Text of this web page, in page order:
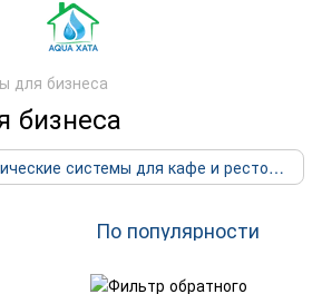
для бизнеса
бизнеса
Обратноосмотические системы для кафе и ресторанов
По популярности